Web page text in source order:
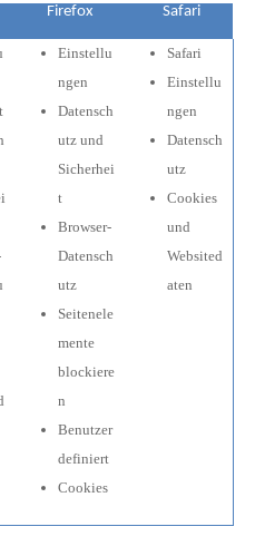
Firefox Safari
Einstellu
ngen
Datensch
utz und
Sicherhei
t
Browser-
Datensch
utz
Seitenele
mente
blockiere
n
Benutzer
definiert
Cookies
Safari
Einstellu
ngen
Datensch
utz
Cookies
und
Websited
aten